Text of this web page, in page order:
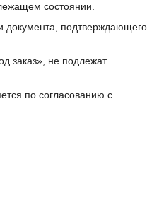
состоянии.
документа, подтверждающего
заказ», не подлежат
по согласованию с